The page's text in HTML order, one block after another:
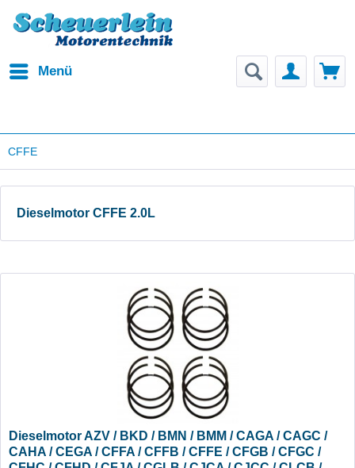
Menü
CFFE
Dieselmotor CFFE 2.0L
Dieselmotor AZV / BKD / BMN / BMM / CAGA / CAGC /
CAHA / CEGA / CFFA / CFFB / CFFE / CFGB / CFGC /